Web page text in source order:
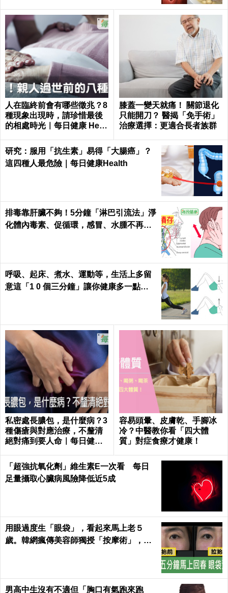
人在臨終前會有哪些徵兆？8
種現象出現時，請珍惜最後
的相處時光｜每日健康 Healt
膝蓋一變天就痛！ 關節退化
只能開刀？ 醫揭「免手術」
治療選擇：更適合長者族群
研究：服用「抗生素」易得「大腸癌」？
這四種人最危險｜每日健康Health
排毒靠肝臟不夠！5分鐘「淋巴引流法」淨
化體內毒素、促循環，感冒、水腫不再來
呼吸、起床、煮水、運動等，生活上多留
意這「1 0 個三分鐘」讓你健康多一點，
私密處長膿包，是什麼病？3
種傷瘡與對應治療，不釐清
絕對痛到要人命｜每日健康
容易頭暈、皮膚乾、手腳冰
冷？中醫教你看「四大體
質」對症食療才健康！
「超強抗氧化劑」維生素E一次看 每日
足量攝取心臟病風險降低近5成
用眼過度生「眼袋」，看起來馬上老５
歲。韓網瘋傳美容師獨授「按摩術」，五
男高中生沒有不適但「胸口有氣跑來跑